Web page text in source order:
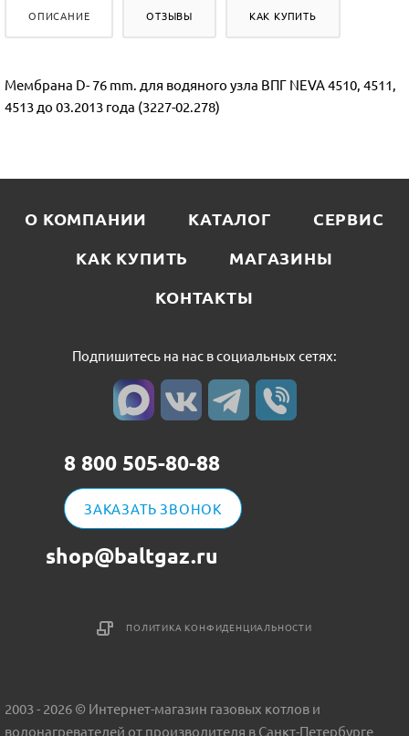
ОПИСАНИЕ ОТЗЫВЫ КАК КУПИТЬ
Мембрана D- 76 mm. для водяного узла ВПГ NEVA 4510, 4511,
4513 до 03.2013 года (3227-02.278)
О КОМПАНИИ КАТАЛОГ
СЕРВИС
КАК КУПИТЬ
МАГАЗИНЫ
КОНТАКТЫ
Подпишитесь на нас в социальных сетях:
8 800 505-80-88
ЗАКАЗАТЬ ЗВОНОК
shop@baltgaz.ru
ПОЛИТИКА КОНФИДЕНЦИАЛЬНОСТИ
2003 - 2026 © Интернет-магазин газовых котлов и
водонагревателей от производителя в Санкт-Петербурге